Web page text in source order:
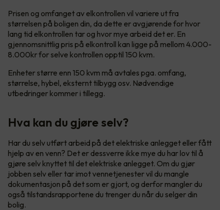
Prisen og omfanget av elkontrollen vil variere ut fra
størrelsen på boligen din, da dette er avgjørende for hvor
lang tid elkontrollen tar og hvor mye arbeid det er. En
gjennomsnittlig pris på elkontroll kan ligge på mellom 4.000-
8.000kr for selve kontrollen opptil 150 kvm.
Enheter større enn 150 kvm må avtales pga. omfang,
størrelse, hybel, eksternt tilbygg osv. Nødvendige
utbedringer kommer i tillegg.
Hva kan du gjøre selv?
Har du selv utført arbeid på det elektriske anlegget eller fått
hjelp av en venn? Det er dessverre ikke mye du har lov til å
gjøre selv knyttet til det elektriske anlegget. Om du gjør
jobben selv eller tar imot vennetjenester vil du mangle
dokumentasjon på det som er gjort, og derfor mangler du
også tilstandsrapportene du trenger du når du selger din
bolig.